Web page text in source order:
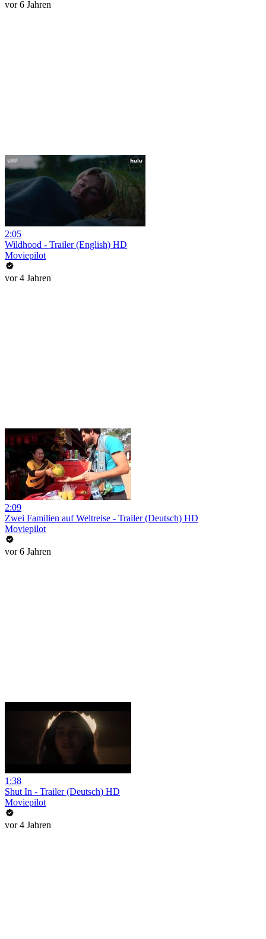
vor 6 Jahren
2:05
Wildhood - Trailer (English) HD
Moviepilot
vor 4 Jahren
2:09
Zwei Familien auf Weltreise - Trailer (Deutsch) HD
Moviepilot
vor 6 Jahren
1:38
Shut In - Trailer (Deutsch) HD
Moviepilot
vor 4 Jahren